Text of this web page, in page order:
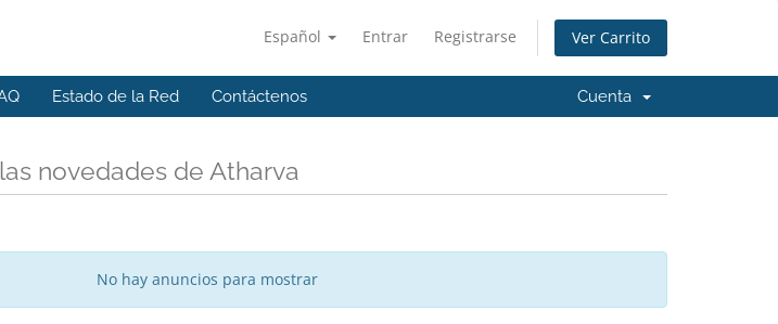
Español Entrar Registrarse Ver Carrito
Estado de la Red Contáctenos Cuenta
novedades de Atharva
No hay anuncios para mostrar